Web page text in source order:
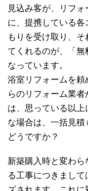
見込み客が、リフ
に、提携している
もりを受け取り、
てくれるのが、「
なっています。
浴室リフォームを
らのリフォーム業
は、思っている以
な場合は、一括見
どうですか？
新築購入時と変わ
る工事につきまし